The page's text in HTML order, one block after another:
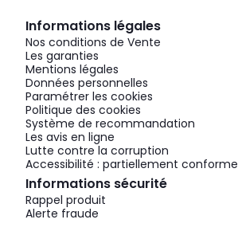
Informations légales
Nos conditions de Vente
Les garanties
Mentions légales
Données personnelles
Paramétrer les cookies
Politique des cookies
Système de recommandation
Les avis en ligne
Lutte contre la corruption
Accessibilité : partiellement conforme
Informations sécurité
Rappel produit
Alerte fraude